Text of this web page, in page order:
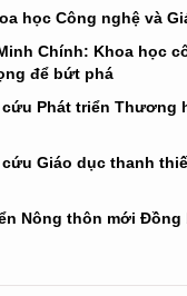
học Công nghệ và
Chính: Khoa học
để bứt phá
Phát triển Thương
Giáo dục thanh
Nông thôn mới Đồng